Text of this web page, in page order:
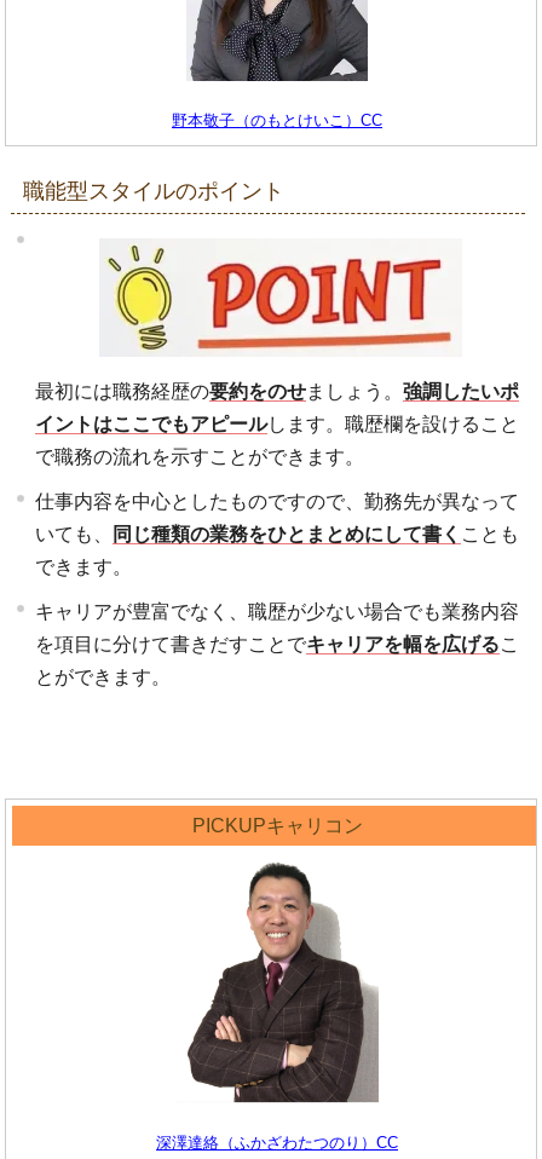
野本敬子（のもとけいこ）CC
職能型スタイルのポイント
最初には職務経歴の要約をのせましょう。強調したいポ
イントはここでもアピールします。職歴欄を設けること
で職務の流れを示すことができます。
仕事内容を中心としたものですので、勤務先が異なって
いても、
同じ種類の業務をひとまとめにして書く ことも
できます。
キャリアが豊富でなく、職歴が少ない場合でも業務内容
を項目に分けて書きだすことでキャリアを幅を広げるこ
とができます。
PICKUPキャリコン
深澤達絡（ふかざわたつのり）CC